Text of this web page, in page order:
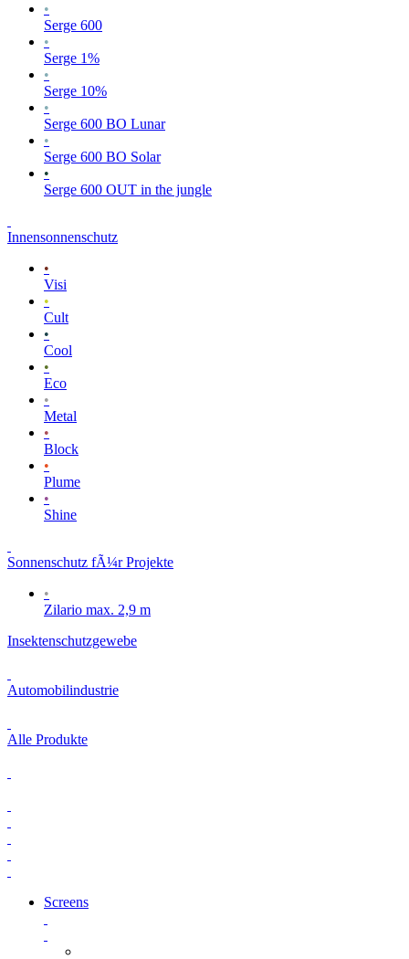
•
Serge 600
•
Serge 1%
•
Serge 10%
•
Serge 600 BO Lunar
•
Serge 600 BO Solar
•
Serge 600 OUT in the jungle
Innensonnenschutz
•
Visi
•
Cult
•
Cool
•
Eco
•
Metal
•
Block
•
Plume
•
Shine
Sonnenschutz fÃ¼r Projekte
•
Zilario max. 2,9 m
Insektenschutzgewebe
Automobilindustrie
Alle Produkte
Screens